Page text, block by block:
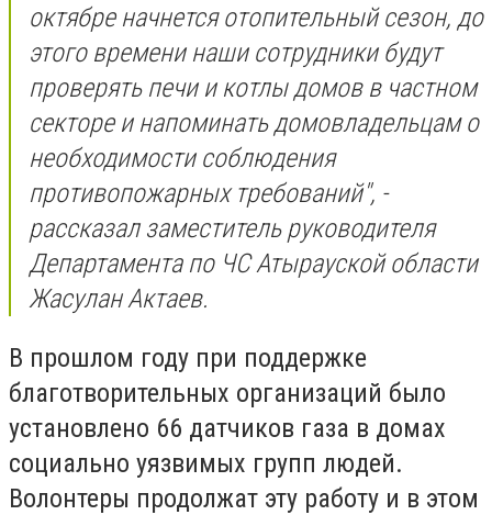
октябре начнется отопительный сезон, до
этого времени наши сотрудники будут
проверять печи и котлы домов в частном
секторе и напоминать домовладельцам о
необходимости соблюдения
противопожарных требований", -
рассказал заместитель руководителя
Департамента по ЧС Атырауской области
Жасулан Актаев.
В прошлом году при поддержке
благотворительных организаций было
установлено 66 датчиков газа в домах
социально уязвимых групп людей.
Волонтеры продолжат эту работу и в этом